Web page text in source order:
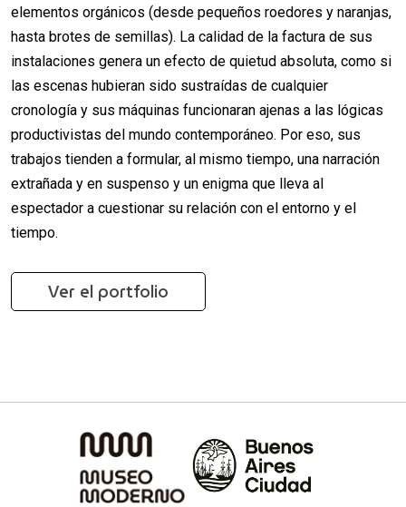
elementos orgánicos (desde pequeños roedores y naranjas,
hasta brotes de semillas). La calidad de la factura de sus
instalaciones genera un efecto de quietud absoluta, como si
las escenas hubieran sido sustraídas de cualquier
cronología y sus máquinas funcionaran ajenas a las lógicas
productivistas del mundo contemporáneo. Por eso, sus
trabajos tienden a formular, al mismo tiempo, una narración
extrañada y en suspenso y un enigma que lleva al
espectador a cuestionar su relación con el entorno y el
tiempo.
Ver el portfolio